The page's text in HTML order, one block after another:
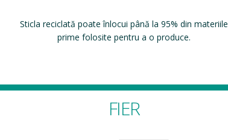
Sticla reciclată poate înlocui până la 95% din materiile
prime folosite pentru a o produce.
FIER